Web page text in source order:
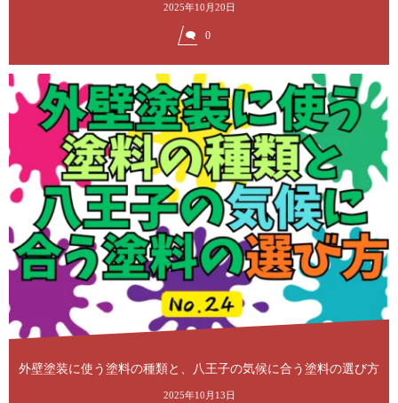
2025年10月20日
0
外壁塗装に使う塗料の種類と、八王子の気候に合う塗料の選び方
2025年10月13日